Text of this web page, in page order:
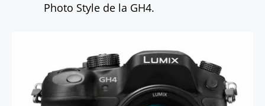
Photo Style de la GH4.